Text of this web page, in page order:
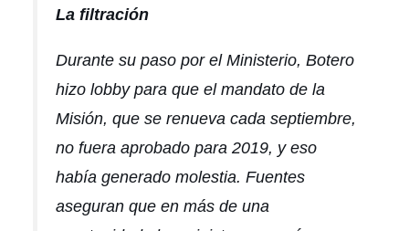
La filtración
Durante su paso por el Ministerio, Botero
hizo lobbypara que el mandato de la
Misión, que se renueva cada septiembre,
no fuera aprobado para 2019, y eso
había generado molestia. Fuentes
aseguran que en más de una